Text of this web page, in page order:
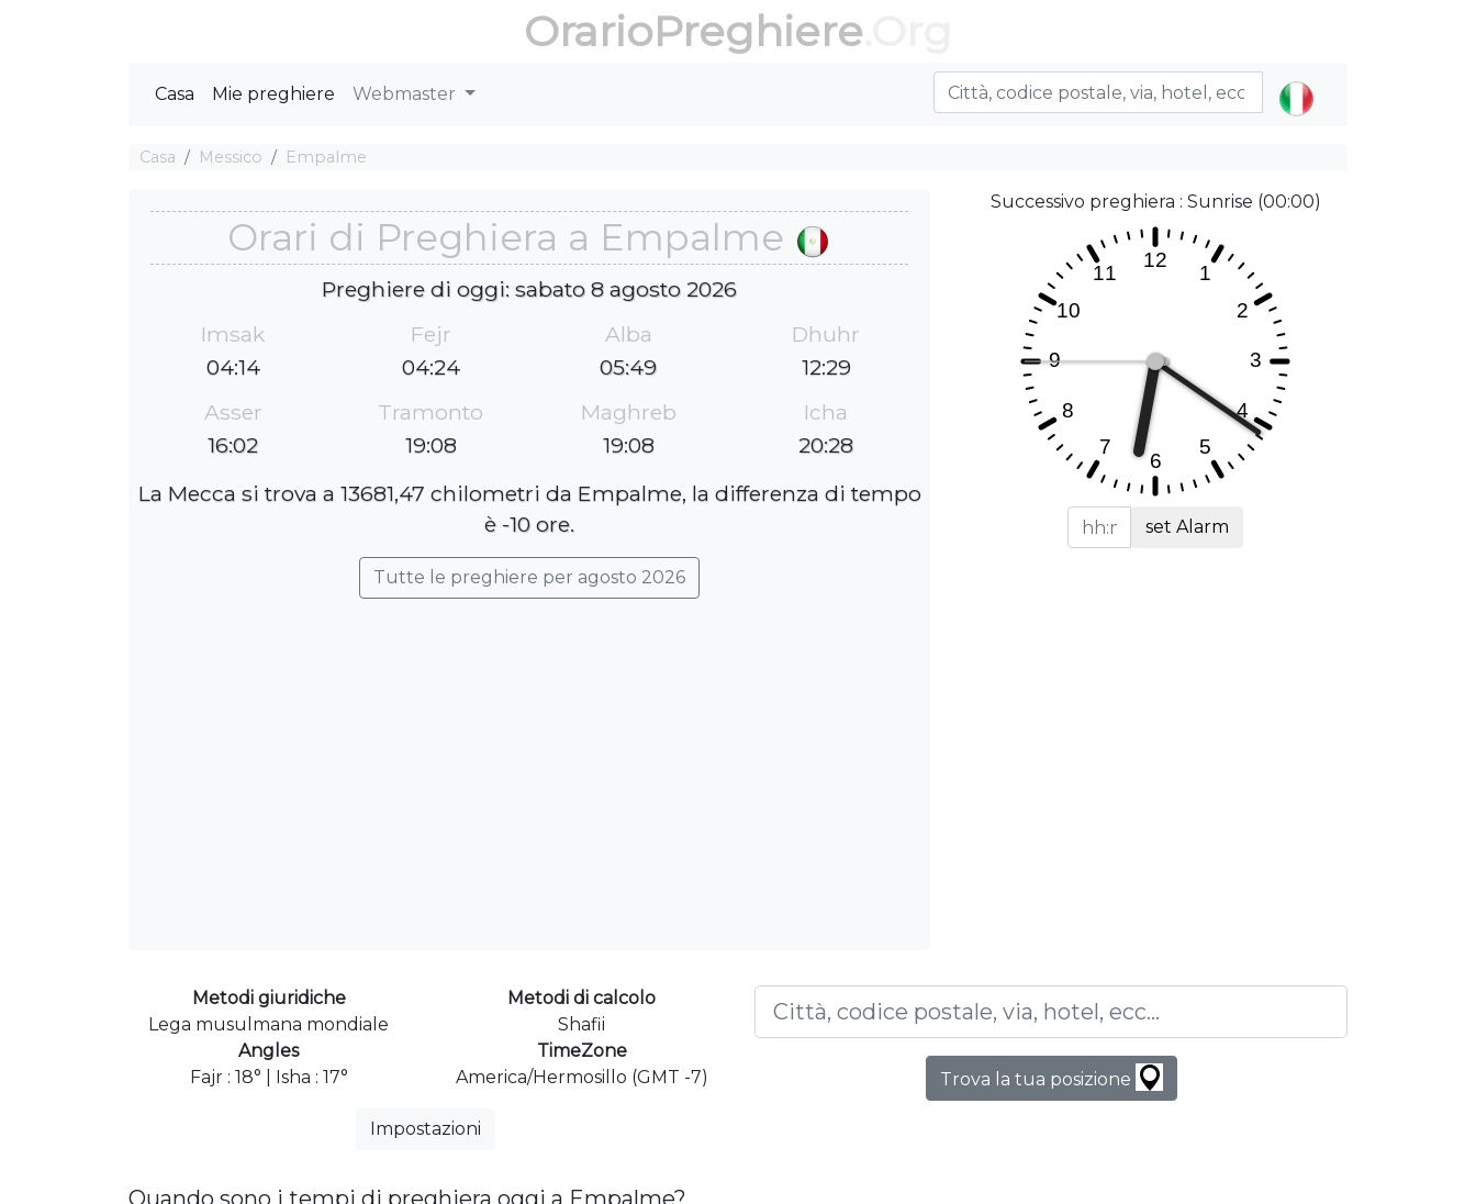
OrarioPreghiere
Casa Mie preghiere Webmaster
Casa Messico Empalme
Orari di Preghiera a Empalme
Preghiere di oggi: sabato 8 agosto 2026
Imsak
04:14
Fejr
04:24
Alba
05:49
Dhuhr
12:29
Asser
16:02
Tramonto
19:08
Maghreb
19:08
Icha
20:28
La Mecca si trova a 13681,47 chilometri da Empalme, la differenza di tempo
è -10 ore.
Tutte le preghiere per agosto 2026
Successivo preghiera : Sunrise (00:00)
set Alarm
Metodi giuridiche
Lega musulmana mondiale
Metodi di calcolo
Shafii
Angles
Fajr : 18° | Isha : 17°
TimeZone
America/Hermosillo (GMT -7)
Impostazioni
Trova la tua posizione
Quando sono i tempi di preghiera oggi a Empalme?